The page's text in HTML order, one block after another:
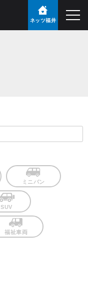
ネッツ福井
ミニバン
SUV
福祉車両